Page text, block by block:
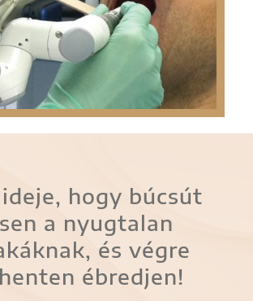
hogy búcsút
a nyugtalan
és végre
ébredjen!